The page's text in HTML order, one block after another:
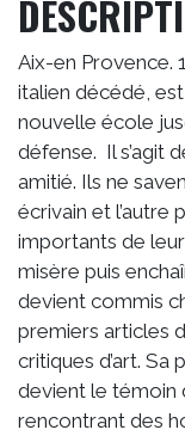
Aix-en Provence.
italien décédé,
nouvelle école
défense. Il s’agit
amitié. Ils ne
écrivain et l’autre
importants de
misère puis
devient commis
premiers articles
critiques d’art. Sa
devient le témoin
rencontrant des